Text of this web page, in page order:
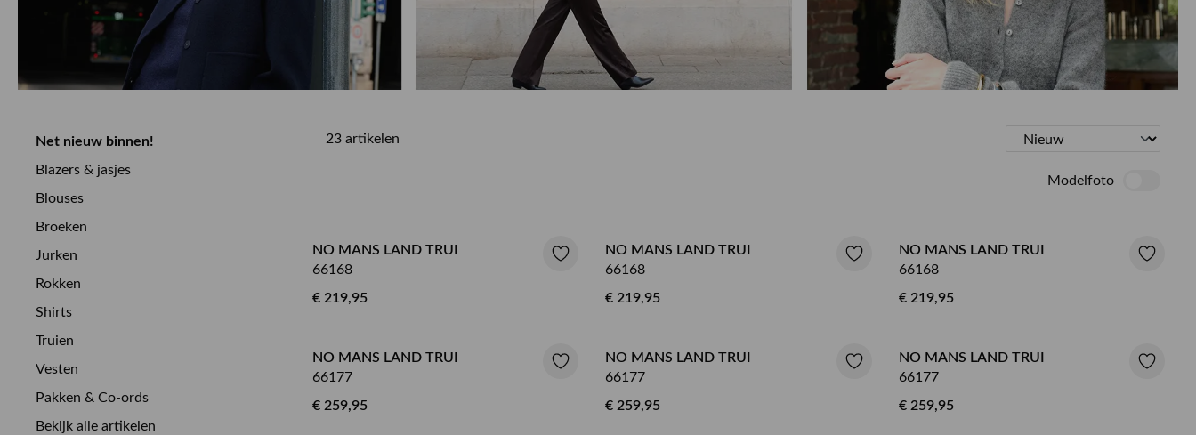
Herenkappers de Vos
ETEN & DRINKEN >
SHOP NEW IN
SHOP SALE
Net nieuw binnen!
Blazers & jasjes
Blouses
Broeken
Jurken
Rokken
Shirts
Truien
Vesten
Pakken & Co-ords
Bekijk alle artikelen
23 artikelen
Modelfoto
NO MANS LAND TRUI
66168
€ 219,95
NO MANS LAND TRUI
66168
€ 219,95
NO MANS LAND TRUI
66168
€ 219,95
NO MANS LAND TRUI
66177
€ 259,95
NO MANS LAND TRUI
66177
€ 259,95
NO MANS LAND TRUI
66177
€ 259,95